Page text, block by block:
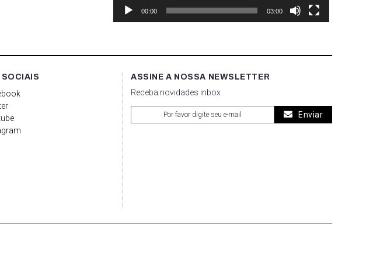
00:00 03:00
SOCIAIS ASSINE A NOSSA NEWSLETTER
Receba novidades inbox
Enviar